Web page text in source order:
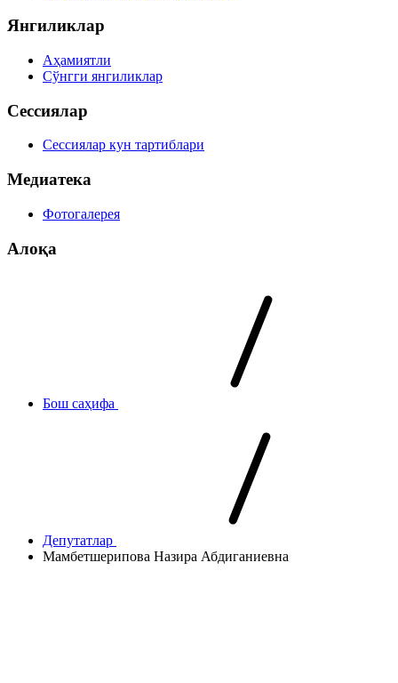
Янгиликлар
Аҳамиятли
Сўнгги янгиликлар
Сессиялар
Сессиялар кун тартиблари
Медиатека
Фотогалерея
Алоқа
Бош саҳифа
Депутатлар
Мамбетшерипова Назира Абдиганиевна